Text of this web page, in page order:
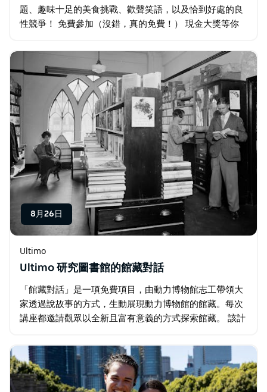
題、趣味十足的美食挑戰、歡聲笑語，以及恰到好處的良
性競爭！ 免費參加（沒錯，真的免費！） 現金大獎等你
狀態… 因為這不僅僅是問答遊戲—…
8月26日
Ultimo
Ultimo 研究圖書館的館藏對話
「館藏對話」是一項免費項目，由動力博物館志工帶領大
家透過說故事的方式，生動展現動力博物館的館藏。每次
講座都邀請觀眾以全新且富有意義的方式探索館藏。 該計
月，「館藏對話」將慶祝全國科學週—…